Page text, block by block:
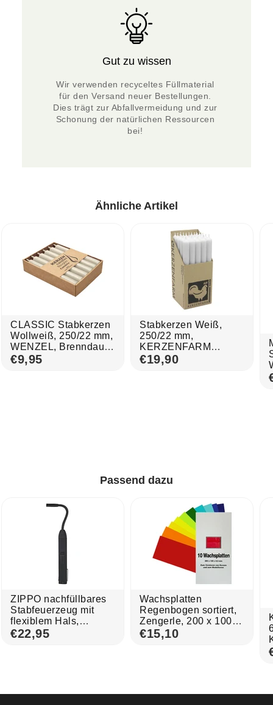
Gut zu wissen
Wir verwenden recyceltes Füllmaterial
für den Versand neuer Bestellungen.
Dies trägt zur Abfallvermeidung und zur
Schonung der natürlichen Ressourcen
bei!
Ähnliche Artikel
CLASSIC Stabkerzen
Wollweiß, 250/22 mm,
WENZEL, Brenndauer
10h, 12 St.
€9,95
Stabkerzen Weiß,
250/22 mm,
KERZENFARM
HAHN, Brenndauer
12h, 25 St.
€19,90
Passend dazu
ZIPPO nachfüllbares
Stabfeuerzeug mit
flexiblem Hals,
Schwarz, mit
einstellbarer Flamme
€22,95
Wachsplatten
Regenbogen sortiert,
Zengerle, 200 x 100 x
0,5 mm, 10 St.
€15,10